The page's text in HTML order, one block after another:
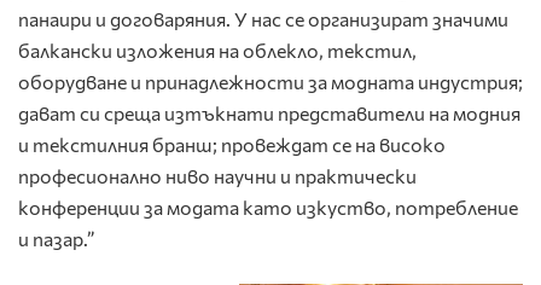
панаири и договаряния. У нас се организират значими
балкански изложения на облекло, текстил,
оборудване и принадлежности за модната индустрия;
дават си среща изтъкнати представители на модния
и текстилния бранш; провеждат се на високо
професионално ниво научни и практически
конференции за модата като изкуство, потребление
и пазар.”